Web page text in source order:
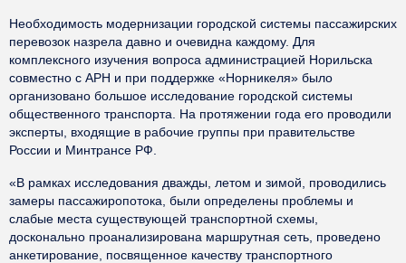
Необходимость модернизации городской системы пассажирских
перевозок назрела давно и очевидна каждому. Для
комплексного изучения вопроса администрацией Норильска
совместно с АРН и при поддержке «Норникеля» было
организовано большое исследование городской системы
общественного транспорта. На протяжении года его проводили
эксперты, входящие в рабочие группы при правительстве
России и Минтрансе РФ.
«В рамках исследования дважды, летом и зимой, проводились
замеры пассажиропотока, были определены проблемы и
слабые места существующей транспортной схемы,
досконально проанализирована маршрутная сеть, проведено
анкетирование, посвященное качеству транспортного